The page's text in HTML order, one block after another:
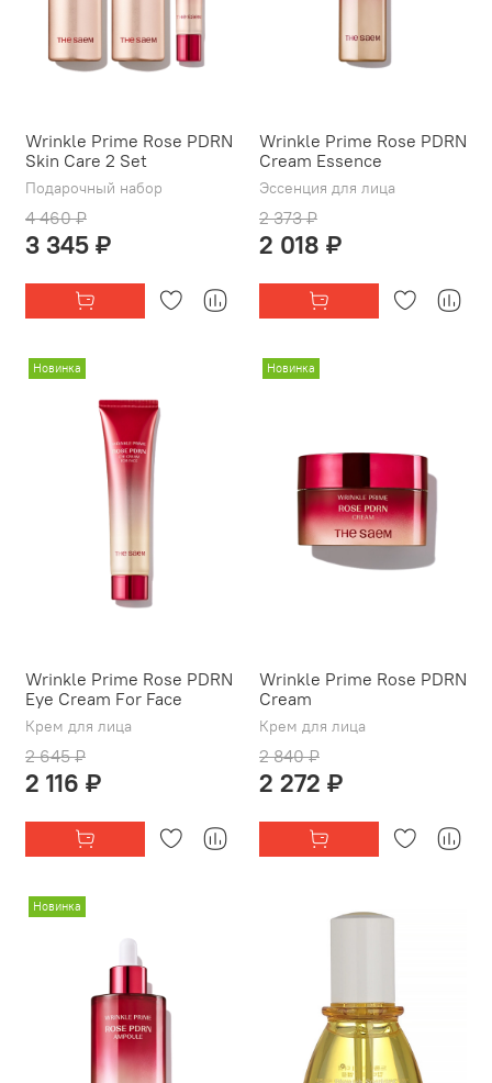
Wrinkle Prime Rose PDRN
Skin Care 2 Set
Подарочный набор
4 460 ₽
3 345 ₽
Wrinkle Prime Rose PDRN
Cream Essence
Эссенция для лица
2 373 ₽
2 018 ₽
Новинка
Wrinkle Prime Rose PDRN
Eye Cream For Face
Крем для лица
2 645 ₽
2 116 ₽
Новинка
Wrinkle Prime Rose PDRN
Cream
Крем для лица
2 840 ₽
2 272 ₽
Новинка